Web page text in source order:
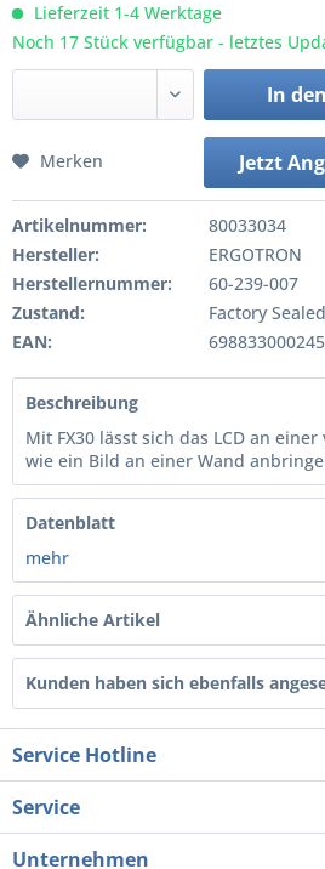
Lieferzeit 1-4 Werktage
Noch 17 Stück verfügbar - letztes
In den
Jetzt
Merken
Artikelnummer:
80033034
Hersteller:
ERGOTRON
Herstellernummer:
60-239-007
Zustand:
Factory Sealed
EAN:
698833000245
Beschreibung
Mit FX30 lässt sich das LCD an
wie ein Bild an einer Wand
Datenblatt
mehr
Ähnliche Artikel
Kunden haben sich ebenfalls
Service Hotline
Service
Unternehmen